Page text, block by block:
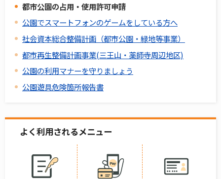
都市公園の占用・使用許可申請
公園でスマートフォンのゲームをしている方へ
社会資本総合整備計画（都市公園・緑地等事業）
都市再生整備計画事業(三王山・薬師寺周辺地区)
公園の利用マナーを守りましょう
公園遊具危険箇所報告書
よく利用されるメニュー